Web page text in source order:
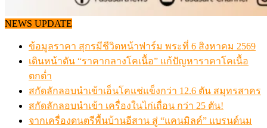
NEWS UPDATE
ข้อมูลราคา สุกรมีชีวิตหน้าฟาร์ม พระที่ 6 สิงหาคม 2569
เดินหน้าดัน “ราคากลางโคเนื้อ” แก้ปัญหาราคาโคเนื้อ
ตกต่ำ
สกัดลักลอบนำเข้าเอ็นโคแช่แข็งกว่า 12.6 ตัน สมุทรสาคร
สกัดลักลอบนำเข้า เครื่องในไก่เถื่อน กว่า 25 ตัน!
จากเครื่องดนตรีพื้นบ้านอีสาน สู่ “แคนมิลค์” แบรนด์นม